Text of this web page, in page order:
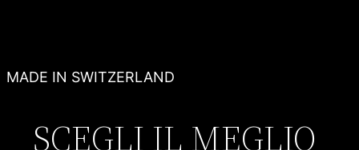
MADE IN SWITZERLAND
SCEGLI IL MEGLIO